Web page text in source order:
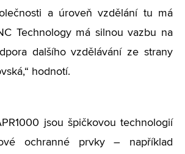
a úroveň vzdělání tu má
Technology má silnou vazbu na
dalšího vzdělávání ze strany
hodnotí.
jsou špičkovou technologií
ochranné prvky – například